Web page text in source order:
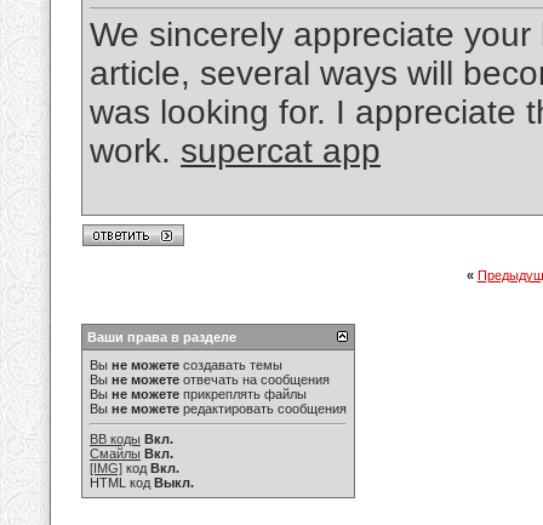
We sincerely appreciate
article, several ways will
was looking for. I appreciate
work. supercat app
«
Ваши права в разделе
Вы не можете создавать темы
Вы не можете отвечать на сообщения
Вы не можете прикреплять файлы
Вы не можете редактировать сообщения
BB коды Вкл.
Смайлы Вкл.
[IMG] код Вкл.
HTML код Выкл.